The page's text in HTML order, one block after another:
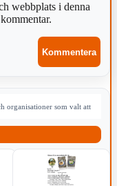
webbplats i denna
organisationer som valt att